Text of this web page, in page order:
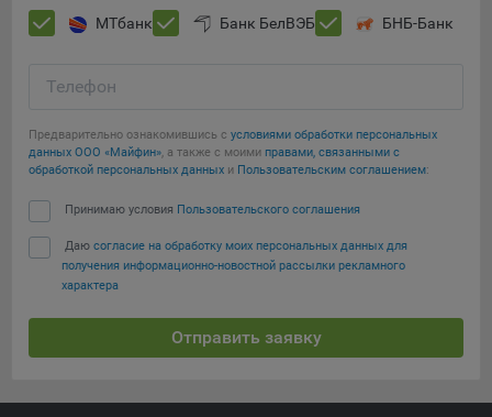
данной цели:
технолоджи», 220069 г. Минск, пр-т Дзержинского, д.3Б,
Рекламные Cookie
Отключение рекламных cookie-файлы не позволит
принимать меры по совершенствованию работы
Сайта, исходя из предпочтений пользователя, а также
осуществлять подбор рекламы, иных рекламных
Сохранить по умолчанию
МТбанк Банк БелВЭБ БНБ-Банк
Телефон
Предварительно ознакомившись с условиями обработки персональных
данных ООО «Майфин», а также с моими правами, связанными с
обработкой персональных данных и Пользовательским соглашением:
Принимаю условия Пользовательского соглашения
Даю согласие на обработку моих персональных данных для
получения информационно-новостной рассылки рекламного
характера
Отправить заявку